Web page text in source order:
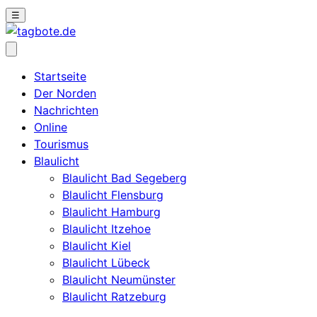
☰
Startseite
Der Norden
Nachrichten
Online
Tourismus
Blaulicht
Blaulicht Bad Segeberg
Blaulicht Flensburg
Blaulicht Hamburg
Blaulicht Itzehoe
Blaulicht Kiel
Blaulicht Lübeck
Blaulicht Neumünster
Blaulicht Ratzeburg